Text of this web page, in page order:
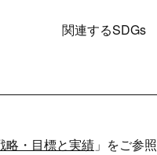
関連するSDGs
略・目標と実績 」をご参